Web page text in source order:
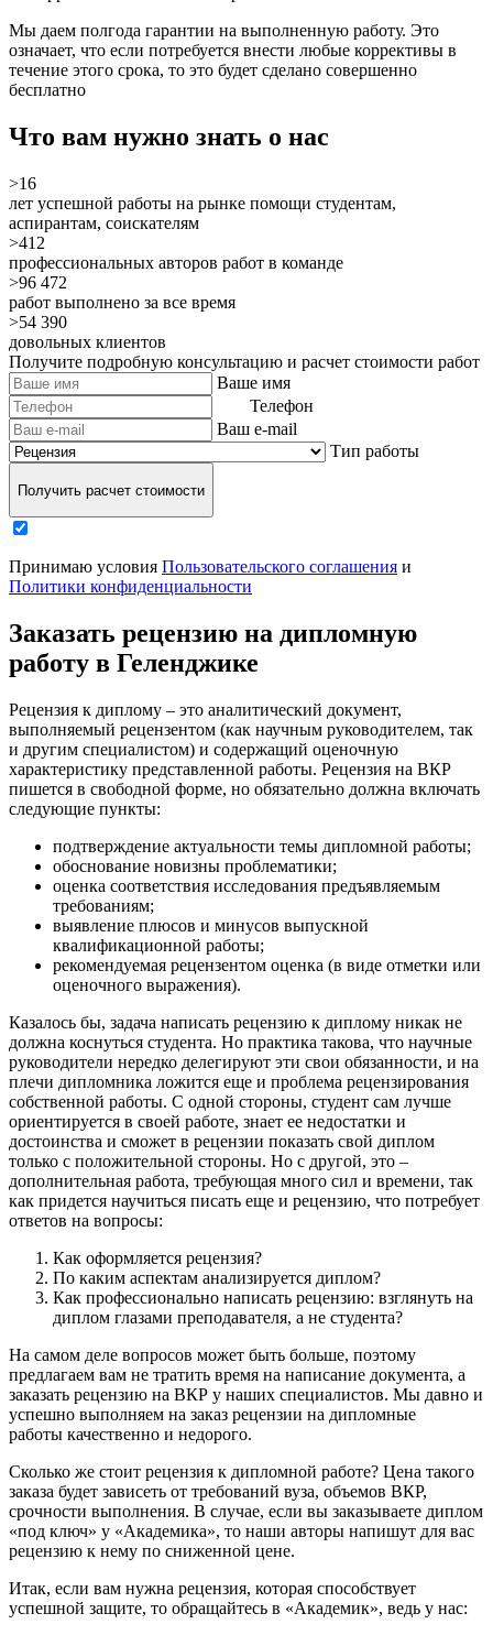
Мы даем полгода гарантии на выполненную работу. Это
означает, что если потребуется внести любые коррективы в
течение этого срока, то это будет сделано совершенно
бесплатно
Что вам нужно знать о нас
>16
лет успешной работы на рынке помощи студентам,
аспирантам, соискателям
>412
профессиональных авторов работ в команде
>96 472
работ выполнено за все время
>54 390
довольных клиентов
Получите подробную консультацию и расчет стоимости работ
Ваше имя
Телефон
Ваш e-mail
Тип работы
Получить расчет стоимости
Принимаю условия Пользовательского соглашения и
Политики конфиденциальности
Заказать рецензию на дипломную
работу в Геленджике
Рецензия к диплому – это аналитический документ,
выполняемый рецензентом (как научным руководителем, так
и другим специалистом) и содержащий оценочную
характеристику представленной работы. Рецензия на ВКР
пишется в свободной форме, но обязательно должна включать
следующие пункты:
подтверждение актуальности темы дипломной работы;
обоснование новизны проблематики;
оценка соответствия исследования предъявляемым
требованиям;
выявление плюсов и минусов выпускной
квалификационной работы;
рекомендуемая рецензентом оценка (в виде отметки или
оценочного выражения).
Казалось бы, задача написать рецензию к диплому никак не
должна коснуться студента. Но практика такова, что научные
руководители нередко делегируют эти свои обязанности, и на
плечи дипломника ложится еще и проблема рецензирования
собственной работы. С одной стороны, студент сам лучше
ориентируется в своей работе, знает ее недостатки и
достоинства и сможет в рецензии показать свой диплом
только с положительной стороны. Но с другой, это –
дополнительная работа, требующая много сил и времени, так
как придется научиться писать еще и рецензию, что потребует
ответов на вопросы:
Как оформляется рецензия?
По каким аспектам анализируется диплом?
Как профессионально написать рецензию: взглянуть на
диплом глазами преподавателя, а не студента?
На самом деле вопросов может быть больше, поэтому
предлагаем вам не тратить время на написание документа, а
заказать рецензию на ВКР у наших специалистов. Мы давно и
успешно выполняем на заказ рецензии на дипломные
работы качественно и недорого.
Сколько же стоит рецензия к дипломной работе? Цена такого
заказа будет зависеть от требований вуза, объемов ВКР,
срочности выполнения. В случае, если вы заказываете диплом
«под ключ» у «Академика», то наши авторы напишут для вас
рецензию к нему по сниженной цене.
Итак, если вам нужна рецензия, которая способствует
успешной защите, то обращайтесь в «Академик», ведь у нас: